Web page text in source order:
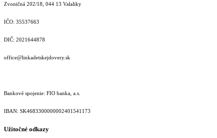
Zvoničná 202/18, 044 13 Valaliky
IČO: 35537663
DIČ: 2021644878
office@linkadetskejdovery.sk
Bankové spojenie: FIO banka, a.s.
IBAN: SK46833000000­02401541173
Užitočné odkazy